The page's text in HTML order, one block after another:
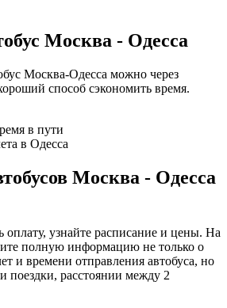
Москва - Одесса
Москва-Одесса можно через
способ сэкономить время.
в пути
в Одесса
Москва - Одесса
узнайте расписание и цены. На
полную информацию не только о
и времени отправления автобуса, но
поездки, расстоянии между 2